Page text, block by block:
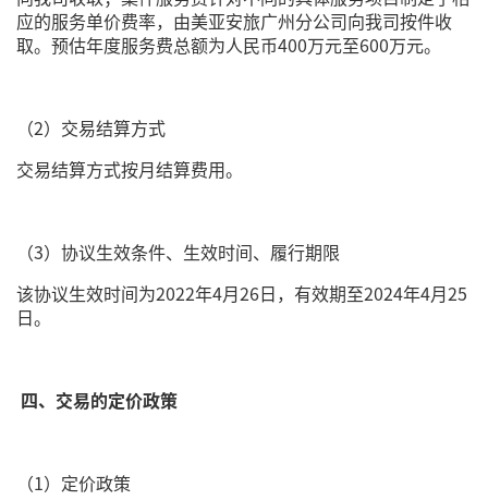
应的服务单价费率，由美亚安旅广州分公司向我司按件收
取。预估年度服务费总额为人民币400万元至600万元。
（2）交易结算方式
交易结算方式按月结算费用。
（3）协议生效条件、生效时间、履行期限
该协议生效时间为2022年4月26日，有效期至2024年4月25
日。
四、交易的定价政策
（1）定价政策